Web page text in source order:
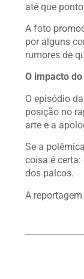
até que
A foto
por alguns
rumores de
O impacto
O episódio
posição no
arte e a
Se a
coisa é
dos palcos.
A